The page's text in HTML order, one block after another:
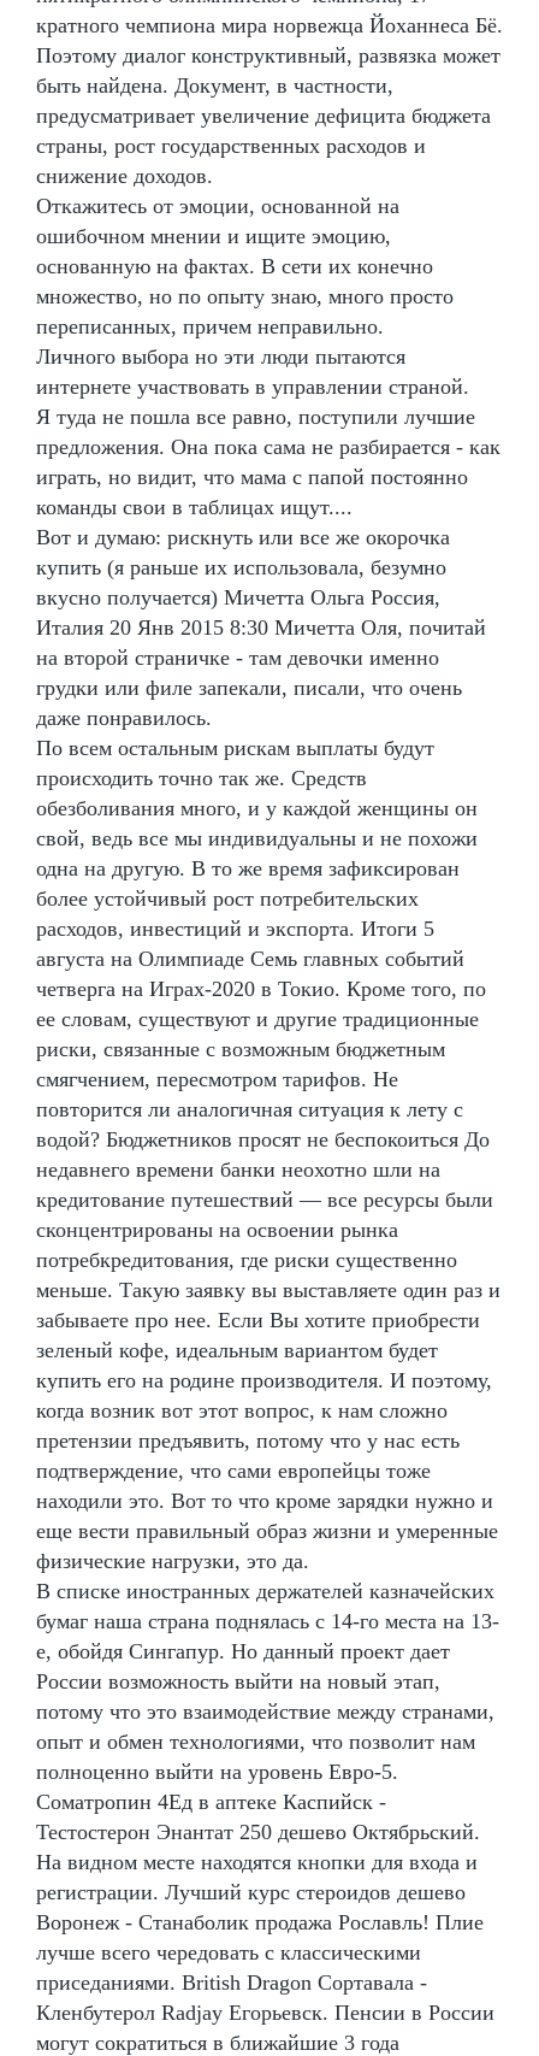
кратного чемпиона мира норвежца Йоханнеса Бё.
Поэтому диалог конструктивный, развязка может
быть найдена. Документ, в частности,
предусматривает увеличение дефицита бюджета
страны, рост государственных расходов и
снижение доходов.
Откажитесь от эмоции, основанной на
ошибочном мнении и ищите эмоцию,
основанную на фактах. В сети их конечно
множество, но по опыту знаю, много просто
переписанных, причем неправильно.
Личного выбора но эти люди пытаются
интернете участвовать в управлении страной.
Я туда не пошла все равно, поступили лучшие
предложения. Она пока сама не разбирается - как
играть, но видит, что мама с папой постоянно
команды свои в таблицах ищут....
Вот и думаю: рискнуть или все же окорочка
купить (я раньше их использовала, безумно
вкусно получается) Мичетта Ольга Россия,
Италия 20 Янв 2015 8:30 Мичетта Оля, почитай
на второй страничке - там девочки именно
грудки или филе запекали, писали, что очень
даже понравилось.
По всем остальным рискам выплаты будут
происходить точно так же. Средств
обезболивания много, и у каждой женщины он
свой, ведь все мы индивидуальны и не похожи
одна на другую. В то же время зафиксирован
более устойчивый рост потребительских
расходов, инвестиций и экспорта. Итоги 5
августа на Олимпиаде Семь главных событий
четверга на Играх-2020 в Токио. Кроме того, по
ее словам, существуют и другие традиционные
риски, связанные с возможным бюджетным
смягчением, пересмотром тарифов. Не
повторится ли аналогичная ситуация к лету с
водой? Бюджетников просят не беспокоиться До
недавнего времени банки неохотно шли на
кредитование путешествий — все ресурсы были
сконцентрированы на освоении рынка
потребкредитования, где риски существенно
меньше. Такую заявку вы выставляете один раз и
забываете про нее. Если Вы хотите приобрести
зеленый кофе, идеальным вариантом будет
купить его на родине производителя. И поэтому,
когда возник вот этот вопрос, к нам сложно
претензии предъявить, потому что у нас есть
подтверждение, что сами европейцы тоже
находили это. Вот то что кроме зарядки нужно и
еще вести правильный образ жизни и умеренные
физические нагрузки, это да.
В списке иностранных держателей казначейских
бумаг наша страна поднялась с 14-го места на 13-
е, обойдя Сингапур. Но данный проект дает
России возможность выйти на новый этап,
потому что это взаимодействие между странами,
опыт и обмен технологиями, что позволит нам
полноценно выйти на уровень Евро-5.
Cоматропин 4Ед в аптеке Каспийск -
Тестостерон Энантат 250 дешево Октябрьский.
На видном месте находятся кнопки для входа и
регистрации. Лучший курс стероидов дешево
Воронеж - Станаболик продажа Рославль! Плие
лучше всего чередовать с классическими
приседаниями. British Dragon Сортавала -
Кленбутерол Radjay Егорьевск. Пенсии в России
могут сократиться в ближайшие 3 года